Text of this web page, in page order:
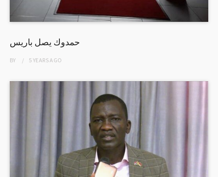
حمدوك يصل باريس
BY 5 YEARSAGO